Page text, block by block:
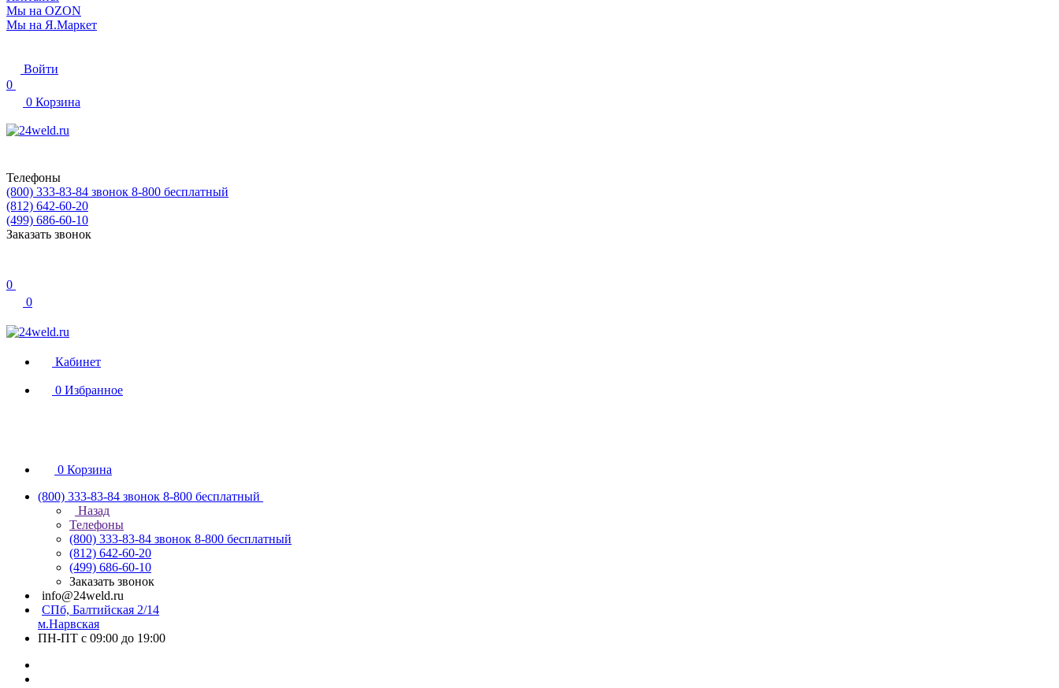
Мы на OZON
Мы на Я.Маркет
Войти
0
0 Корзина
Телефоны
(800) 333-83-84 звонок 8-800 бесплатный
(812) 642-60-20
(499) 686-60-10
Заказать звонок
0
0
Кабинет
0 Избранное
0 Корзина
(800) 333-83-84 звонок 8-800 бесплатный
Назад
Телефоны
(800) 333-83-84 звонок 8-800 бесплатный
(812) 642-60-20
(499) 686-60-10
Заказать звонок
info@24weld.ru
СПб, Балтийская 2/14
м.Нарвская
ПН-ПТ с 09:00 до 19:00